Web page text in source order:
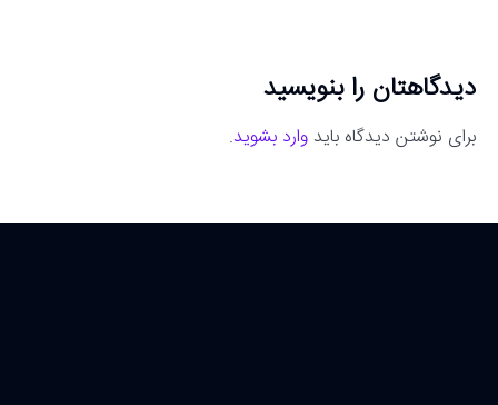
دیدگاهتان را بنویسید
برای نوشتن دیدگاه باید وارد بشوید.